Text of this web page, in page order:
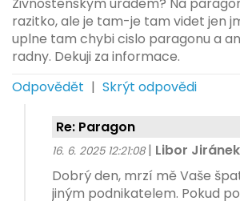
Zivnostenskym uradem? Na
razitko, ale je tam-je tam videt jen
uplne tam chybi cislo paragonu a
radny. Dekuji za informace.
Odpovědět | Skrýt odpovědi
Re: Paragon
16. 6. 2025 12:21:08 | Libor Jiránek
Dobrý den, mrzí mě Vaše
jiným podnikatelem. Pokud